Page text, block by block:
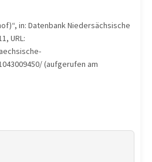
in: Datenbank Niedersächsische
URL:
(aufgerufen am